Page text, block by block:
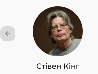
Стівен Кінг